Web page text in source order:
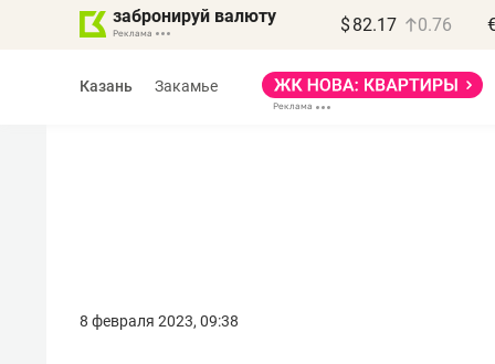
забронируй валюту $ 82.17 0.76
Казань Закамье
8 февраля 2023, 09:38